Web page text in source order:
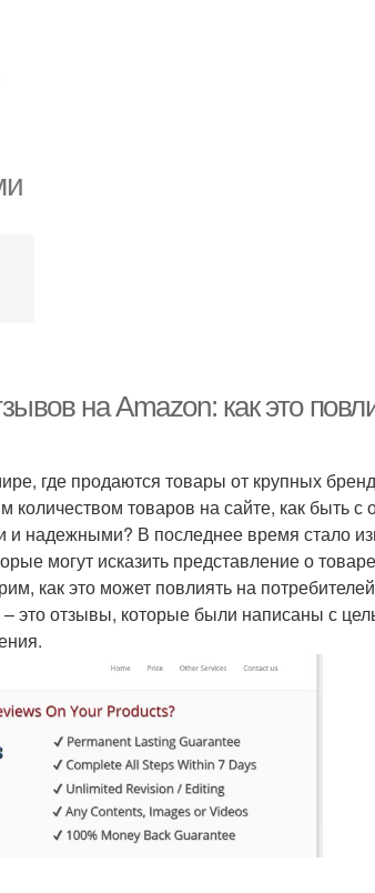
на Amazon: как это
где продаются товары от крупных
товаров на сайте, как быть с
и надежными? В последнее время стало
могут исказить представление о
как это может повлиять на
отзывы, которые были написаны с